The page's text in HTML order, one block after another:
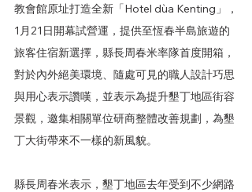
教會館原址打造全新「Hotel dùa Kenting」，
1月21日開幕試營運，提供至恆春半島旅遊的
旅客住宿新選擇，縣長周春米率隊首度開箱，
對於內外絕美環境、隨處可見的職人設計巧思
與用心表示讚嘆，並表示為提升墾丁地區街容
景觀，邀集相關單位研商整體改善規劃，為墾
丁大街帶來不一樣的新風貌。
縣長周春米表示，墾丁地區去年受到不少網路